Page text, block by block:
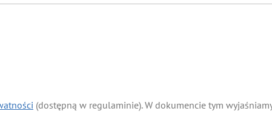
(dostępną w regulaminie). W dokumencie tym